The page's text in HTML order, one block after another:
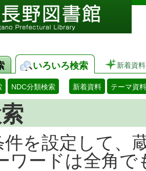
いろいろ検索 新着資料
NDC分類検索 新着資料 テーマ資料
件を設定して、
ワードは全角